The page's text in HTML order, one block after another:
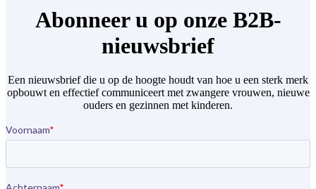
Abonneer u op onze B2B-
nieuwsbrief
Een nieuwsbrief die u op de hoogte houdt van hoe u een sterk merk
opbouwt en effectief communiceert met zwangere vrouwen, nieuwe
ouders en gezinnen met kinderen.